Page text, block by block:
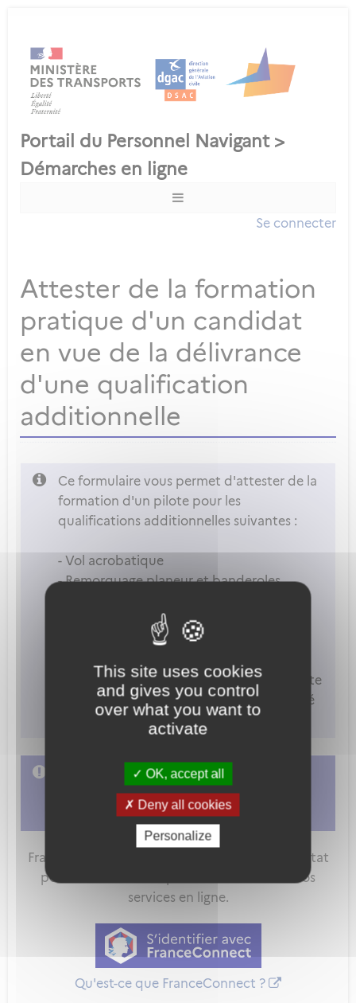
This site uses cookies
and gives you control
over what you want to
activate
OK, accept all
Deny all cookies
Personalize
Se connecter
Attester de la formation
pratique d'un candidat
en vue de la délivrance
d'une qualification
additionnelle
Ce formulaire vous permet d'attester de la
formation d'un pilote pour les
qualifications additionnelles suivantes :
- Vol acrobatique
- Remorquage planeur et banderoles
- Vol en montagne
Attention: vous ne pouvez accéder à cette
démarche que si votre compte est associé
à un organisme de formation.
L'accès à cette démarche ne vous est pas
autorisé. Afin d'y avoir accès, vous devez
vous connecterouvous créer un compte
FranceConnect est la solution proposée par l'Etat
pour sécuriser et simplifier la connexion à vos
services en ligne.
Qu'est-ce que FranceConnect ?